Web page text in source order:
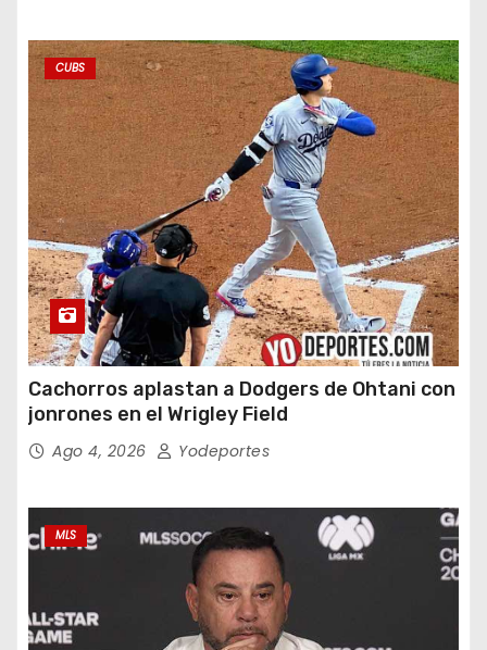
CUBS
Cachorros aplastan a Dodgers de Ohtani con
jonrones en el Wrigley Field
Ago 4, 2026 Yodeportes
MLS